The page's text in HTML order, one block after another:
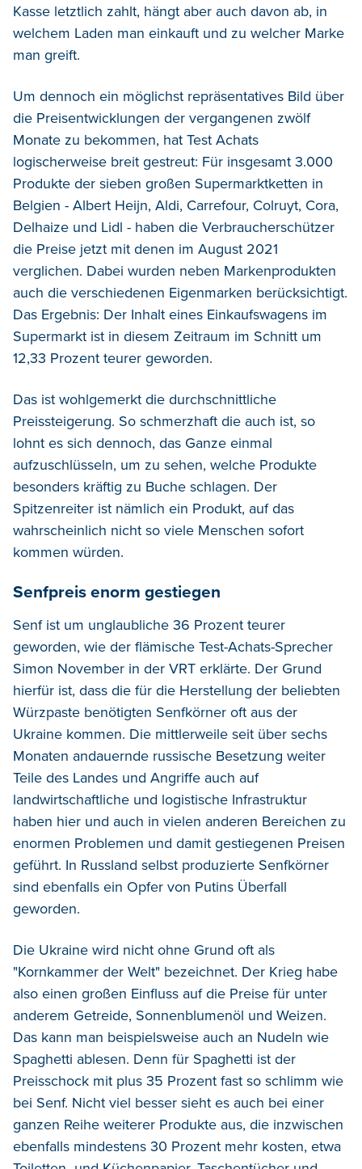
Kasse letztlich zahlt, hängt aber auch davon ab, in
welchem Laden man einkauft und zu welcher Marke
man greift.
Um dennoch ein möglichst repräsentatives Bild über
die Preisentwicklungen der vergangenen zwölf
Monate zu bekommen, hat Test Achats
logischerweise breit gestreut: Für insgesamt 3.000
Produkte der sieben großen Supermarktketten in
Belgien - Albert Heijn, Aldi, Carrefour, Colruyt, Cora,
Delhaize und Lidl - haben die Verbraucherschützer
die Preise jetzt mit denen im August 2021
verglichen. Dabei wurden neben Markenprodukten
auch die verschiedenen Eigenmarken berücksichtigt.
Das Ergebnis: Der Inhalt eines Einkaufswagens im
Supermarkt ist in diesem Zeitraum im Schnitt um
12,33 Prozent teurer geworden.
Das ist wohlgemerkt die durchschnittliche
Preissteigerung. So schmerzhaft die auch ist, so
lohnt es sich dennoch, das Ganze einmal
aufzuschlüsseln, um zu sehen, welche Produkte
besonders kräftig zu Buche schlagen. Der
Spitzenreiter ist nämlich ein Produkt, auf das
wahrscheinlich nicht so viele Menschen sofort
kommen würden.
Senfpreis enorm gestiegen
Senf ist um unglaubliche 36 Prozent teurer
geworden, wie der flämische Test-Achats-Sprecher
Simon November in der VRT erklärte. Der Grund
hierfür ist, dass die für die Herstellung der beliebten
Würzpaste benötigten Senfkörner oft aus der
Ukraine kommen. Die mittlerweile seit über sechs
Monaten andauernde russische Besetzung weiter
Teile des Landes und Angriffe auch auf
landwirtschaftliche und logistische Infrastruktur
haben hier und auch in vielen anderen Bereichen zu
enormen Problemen und damit gestiegenen Preisen
geführt. In Russland selbst produzierte Senfkörner
sind ebenfalls ein Opfer von Putins Überfall
geworden.
Die Ukraine wird nicht ohne Grund oft als
"Kornkammer der Welt" bezeichnet. Der Krieg habe
also einen großen Einfluss auf die Preise für unter
anderem Getreide, Sonnenblumenöl und Weizen.
Das kann man beispielsweise auch an Nudeln wie
Spaghetti ablesen. Denn für Spaghetti ist der
Preisschock mit plus 35 Prozent fast so schlimm wie
bei Senf. Nicht viel besser sieht es auch bei einer
ganzen Reihe weiterer Produkte aus, die inzwischen
ebenfalls mindestens 30 Prozent mehr kosten, etwa